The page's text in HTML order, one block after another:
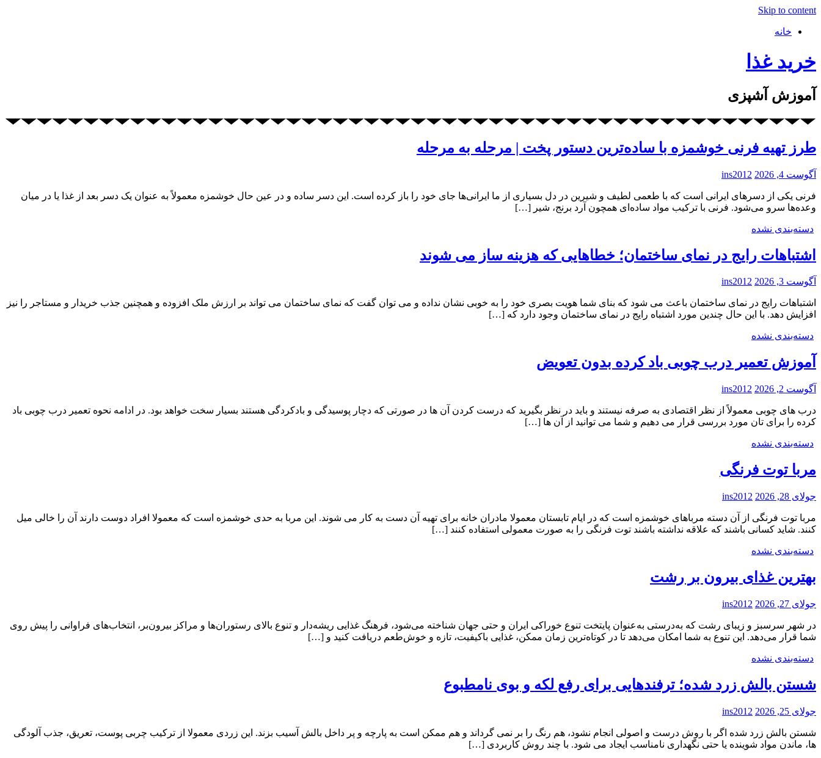
Skip to content
خانه
خرید غذا
آموزش آشپزی
طرز تهیه فرنی خوشمزه با ساده‌ترین دستور پخت | مرحله به مرحله
آگوست 4, 2026 ins2012
فرنی یکی از دسرهای ایرانی است که با طعمی لطیف و شیرین در دل بسیاری از ما ایرانی‌ها جای خود را باز کرده است. این دسر ساده و در عین حال خوشمزه معمولاً به عنوان یک دسر بعد از غذا یا در میان
وعده‌ها سرو می‌شود. فرنی با ترکیب مواد ساده‌ای همچون آرد برنج، شیر […]
دسته‌بندی نشده
اشتباهات رایج در نمای ساختمان؛ خطاهایی که هزینه ساز می شوند
آگوست 3, 2026 ins2012
اشتباهات رایج در نمای ساختمان باعث می شود که بنای شما هویت بصری خود را به خوبی نشان نداده و می توان گفت که نمای ساختمان می تواند بر ارزش ملک افزوده و همچنین جذب خریدار و مستاجر را نیز
افزایش دهد. با این حال چندین مورد اشتباه رایج در نمای ساختمان وجود دارد که […]
دسته‌بندی نشده
آموزش تعمیر درب چوبی باد کرده بدون تعویض
آگوست 2, 2026 ins2012
درب های چوبی معمولاً از نظر اقتصادی به صرفه نیستند و باید در نظر بگیرید که درست کردن آن ها در صورتی که دچار پوسیدگی و بادکردگی هستند بسیار سخت خواهد بود. در ادامه نحوه تعمیر درب چوبی باد
کرده را برای تان مورد بررسی قرار می دهیم و شما می توانید از آن ها […]
دسته‌بندی نشده
مربا توت فرنگی
جولای 28, 2026 ins2012
مربا توت فرنگی از آن دسته مرباهای خوشمزه است که در ایام تابستان معمولا مادران خانه برای تهیه آن دست به کار می شوند. این مربا به حدی خوشمزه است که معمولا افراد دوست دارند آن را خالی میل
کنند. شاید کسانی باشند که علاقه نداشته باشند توت فرنگی را به صورت معمولی استفاده کنند […]
دسته‌بندی نشده
بهترین غذای بیرون بر رشت
جولای 27, 2026 ins2012
در شهر سرسبز و زیبای رشت که به‌درستی به‌عنوان پایتخت تنوع خوراکی ایران و حتی جهان شناخته می‌شود، فرهنگ غذایی ریشه‌دار و تنوع بالای رستوران‌ها و مراکز بیرون‌بر، انتخاب‌های فراوانی را پیش روی
شما قرار می‌دهد. این تنوع به شما امکان می‌دهد تا در کوتاه‌ترین زمان ممکن، غذایی باکیفیت، تازه و خوش‌طعم دریافت کنید و […]
دسته‌بندی نشده
شستن بالش زرد شده؛ ترفندهایی برای رفع لکه و بوی نامطبوع
جولای 25, 2026 ins2012
شستن بالش زرد شده اگر با روش درست و اصولی انجام نشود، هم رنگ را بر نمی گرداند و هم ممکن است به پارچه و پر داخل بالش آسیب بزند. این زردی معمولا از ترکیب چربی پوست، تعریق، جذب آلودگی
ها، ماندن مواد شوینده یا حتی نگهداری نامناسب ایجاد می شود. با چند روش کاربردی […]